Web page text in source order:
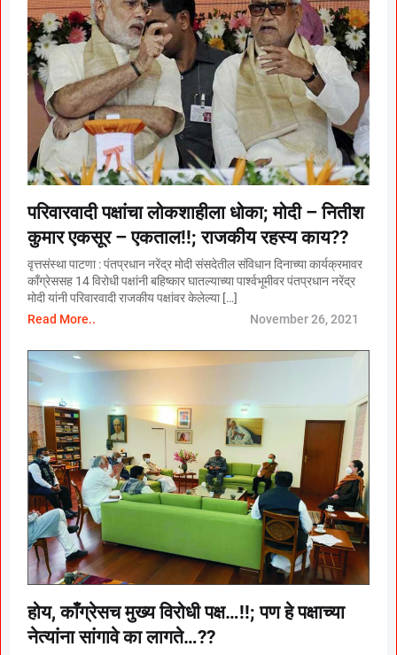
परिवारवादी पक्षांचा लोकशाहीला धोका; मोदी – नितीश
कुमार एकसूर – एकताल!!; राजकीय रहस्य काय??
वृत्तसंस्था पाटणा : पंतप्रधान नरेंद्र मोदी संसदेतील संविधान दिनाच्या कार्यक्रमावर
काँग्रेससह 14 विरोधी पक्षांनी बहिष्कार घातल्याच्या पार्श्वभूमीवर पंतप्रधान नरेंद्र
मोदी यांनी परिवारवादी राजकीय पक्षांवर केलेल्या […]
Read More..
November 26, 2021
होय, काँग्रेसच मुख्य विरोधी पक्ष…!!; पण हे पक्षाच्या
नेत्यांना सांगावे का लागते…??